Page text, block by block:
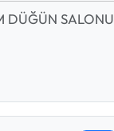
DÜĞÜN SALONU